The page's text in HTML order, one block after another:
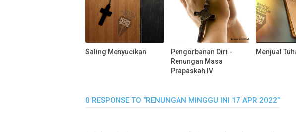
Saling Menyucikan
Pengorbanan Diri -
Renungan Masa
Prapaskah IV
Menjual
0 RESPONSE TO "RENUNGAN MINGGU INI 17 APR 2022"